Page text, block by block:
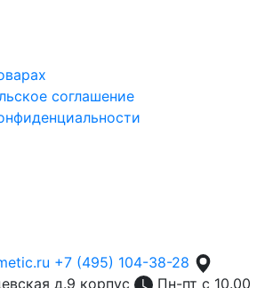
соглашение
+7 (495) 104-38-28
д.9 корпус
Пн-пт с 10.00